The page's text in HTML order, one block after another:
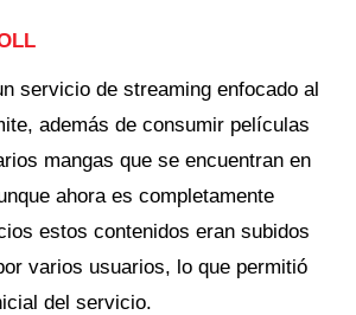
servicio de streaming enfocado al
además de consumir películas
mangas que se encuentran en
ahora es completamente
estos contenidos eran subidos
varios usuarios, lo que permitió
del servicio.